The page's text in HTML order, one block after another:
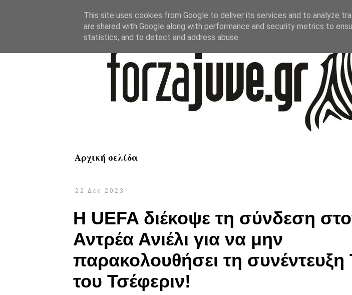
Αρχική σελίδα
22 Δεκ 2023
Η UEFA διέκοψε τη σύνδεση
Αντρέα Ανιέλι για να μην
παρακολουθήσει τη
του Τσέφεριν!
This site uses cookies from Google to deliver its services and to analyze
are shared with Google along with performance and security metrics to
statistics, and to detect and address abuse.